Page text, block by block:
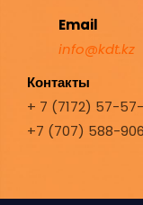
Email
info@kdt.kz
Контакты
+ 7 (7172) 57-
+7 (707) 588-